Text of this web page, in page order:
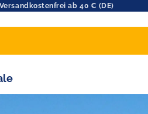
Versandkostenfrei ab 40 € (DE)